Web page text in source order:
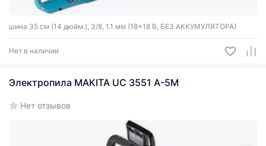
шина 35 см (14 дюйм.), 3/8, 1.1 мм (18+18 В, БЕЗ АККУМУЛЯТОРА)
Нет в наличии
Электропила MAKITA UC 3551 A-5M
Нет отзывов